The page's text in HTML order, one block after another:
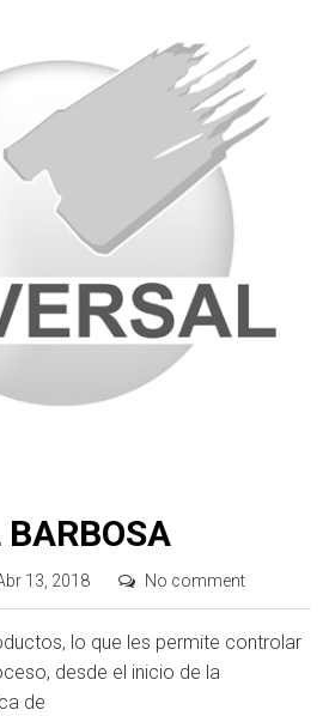
13, 2018 No comment
lo que les permite controlar
desde el inicio de la
de